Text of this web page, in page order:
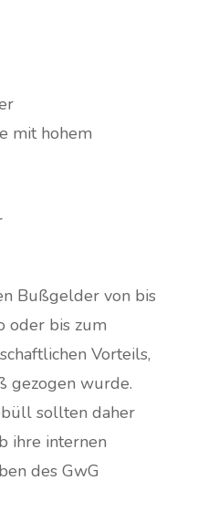
mit hohem
Bußgelder von bis
oder bis zum
Vorteils,
gezogen wurde.
sollten daher
ihre internen
des GwG